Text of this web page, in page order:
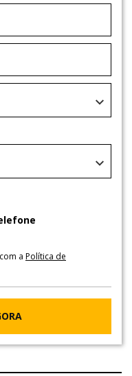
a Política de